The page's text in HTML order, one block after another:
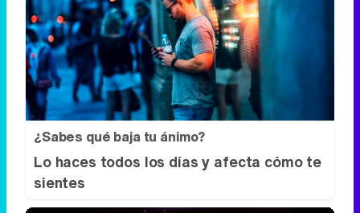
¿Sabes qué baja tu ánimo?
Lo haces todos los días y afecta cómo te
sientes